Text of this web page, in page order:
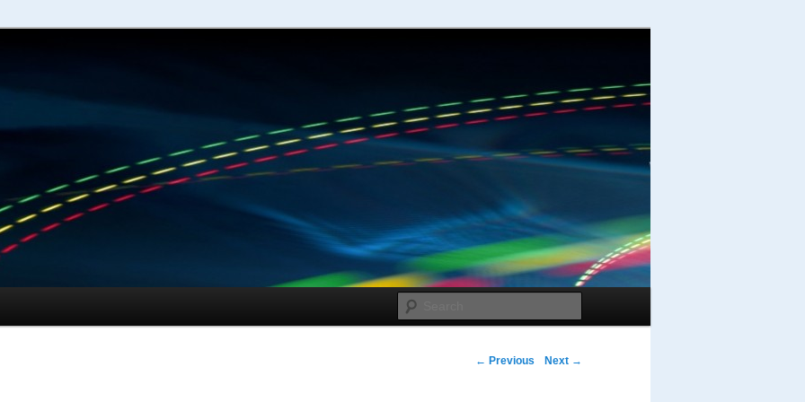
online
Post navigation
← Previous Next →